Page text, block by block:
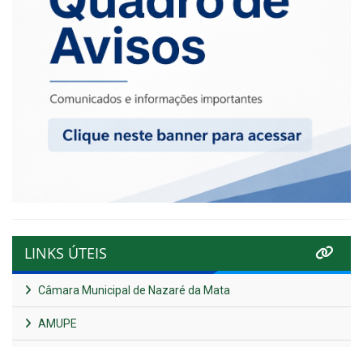
LINKS ÚTEIS
Câmara Municipal de Nazaré da Mata
AMUPE